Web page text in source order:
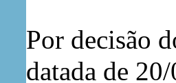
Por decisão
datada de